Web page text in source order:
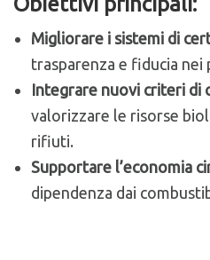
Migliorare i sistemi di
trasparenza e fiducia
Integrare nuovi criteri di
valorizzare le risorse
rifiuti.
Supportare l’economia
dipendenza dai